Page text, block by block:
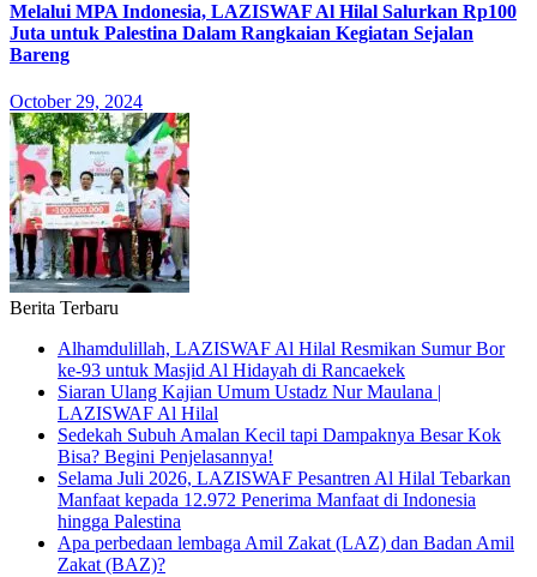
Melalui MPA Indonesia, LAZISWAF Al Hilal Salurkan Rp100
Juta untuk Palestina Dalam Rangkaian Kegiatan Sejalan
Bareng
October 29, 2024
Berita Terbaru
Alhamdulillah, LAZISWAF Al Hilal Resmikan Sumur Bor
ke-93 untuk Masjid Al Hidayah di Rancaekek
Siaran Ulang Kajian Umum Ustadz Nur Maulana |
LAZISWAF Al Hilal
Sedekah Subuh Amalan Kecil tapi Dampaknya Besar Kok
Bisa? Begini Penjelasannya!
Selama Juli 2026, LAZISWAF Pesantren Al Hilal Tebarkan
Manfaat kepada 12.972 Penerima Manfaat di Indonesia
hingga Palestina
Apa perbedaan lembaga Amil Zakat (LAZ) dan Badan Amil
Zakat (BAZ)?